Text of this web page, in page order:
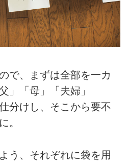
で、まずは全部を一カ
」「母」「夫婦」
分けし、そこから要不
。
う、それぞれに袋を用